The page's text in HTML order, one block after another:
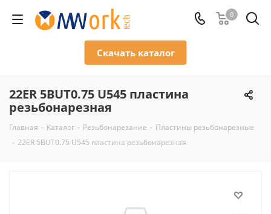
0
Скачать каталог
22ER 5BUT0.75 U545 пластина
резьбонарезная
Главная - Каталог - Резьбонарезание - Пластины резьбонарезные
- 22ER 5BUT0.75 U545 пластина резьбонарезная